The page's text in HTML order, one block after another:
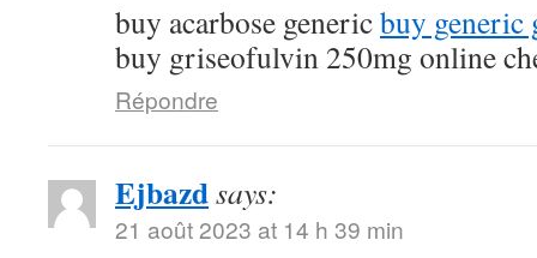
buy acarbose genericbuy generic
buy griseofulvin 250mg online
Répondre
Ejbazdsays:
21 août 2023 at 14 h 39 min